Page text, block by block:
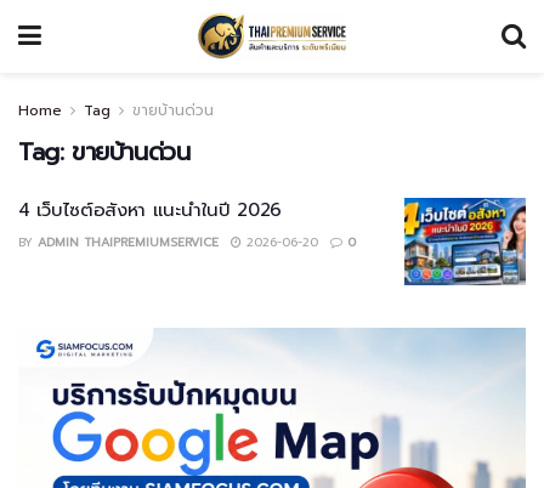
Home Tag ขายบ้านด่วน
Tag: ขายบ้านด่วน
4 เว็บไซต์อสังหา แนะนำในปี 2026
BY ADMIN THAIPREMIUMSERVICE 2026-06-20 0